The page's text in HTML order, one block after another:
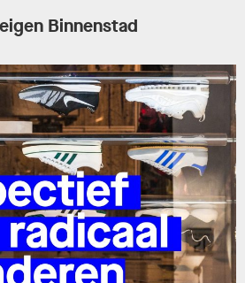
Binnenstad